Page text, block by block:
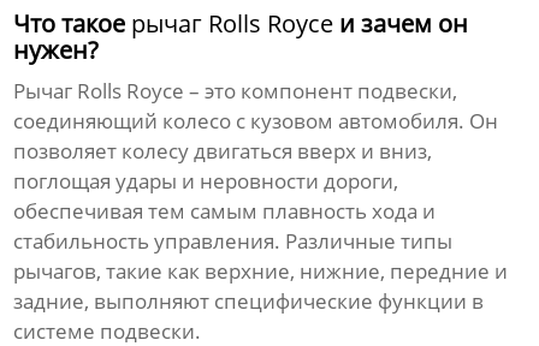
Что такое рычаг Rolls Royce и зачем он
нужен?
Рычаг Rolls Royce – это компонент подвески,
соединяющий колесо с кузовом автомобиля. Он
позволяет колесу двигаться вверх и вниз,
поглощая удары и неровности дороги,
обеспечивая тем самым плавность хода и
стабильность управления. Различные типы
рычагов, такие как верхние, нижние, передние и
задние, выполняют специфические функции в
системе подвески.